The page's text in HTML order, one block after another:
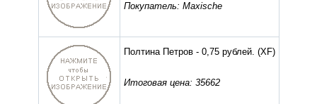
Покупатель: Maxische
Полтина Петров - 0,75 рублей. (XF)
Итоговая цена: 35662